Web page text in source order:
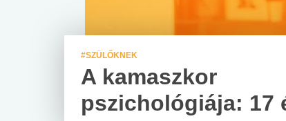
#SZÜLŐKNEK
A kamaszkor
pszichológiája: 17